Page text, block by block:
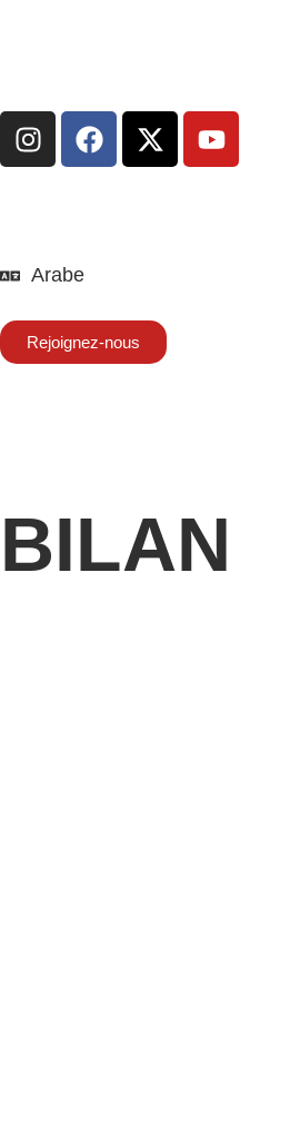
Arabe
Rejoignez-nous
BILAN